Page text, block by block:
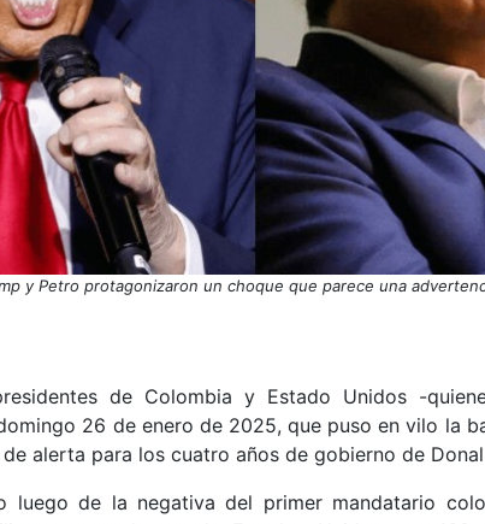
y Petro protagonizaron un choque que parece una
de Colombia y Estado Unidos -
26 de enero de 2025, que puso en vilo la
alerta para los cuatro años de gobierno de
luego de la negativa del primer mandatario